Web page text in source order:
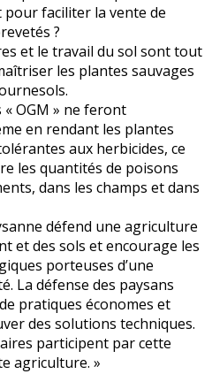
faciliter la vente de
?
et le travail du sol sont tout
les plantes sauvages
OGM » ne feront
en rendant les plantes
aux herbicides, ce
les quantités de poisons
dans les champs et dans
défend une agriculture
et des sols et encourage les
porteuses d’une
La défense des paysans
pratiques économes et
des solutions techniques.
participent par cette
agriculture. »